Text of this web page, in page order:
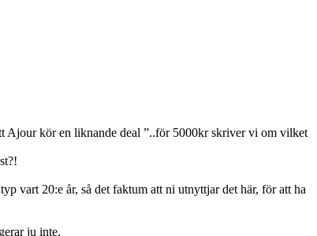
Ajour kör en liknande deal ”..för 5000kr skriver vi om vilket
vart 20:e år, så det faktum att ni utnyttjar det här, för att ha
ju inte.